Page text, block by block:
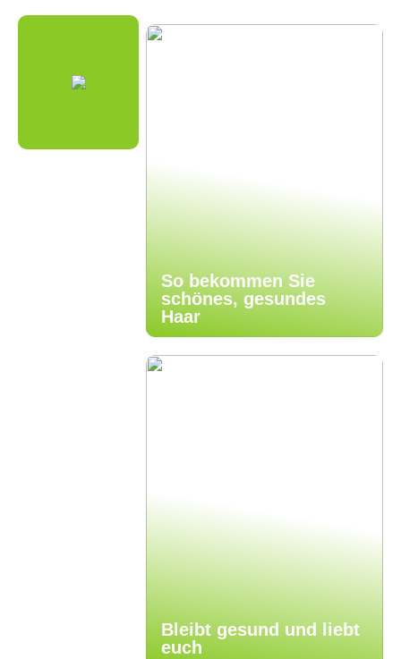
So bekommen Sie
schönes, gesundes
Haar
Bleibt gesund und liebt
euch